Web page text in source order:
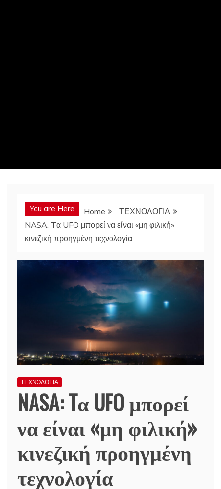
You are Here Home
ΤΕΧΝΟΛΟΓΙΑ
NASA: Tα UFO μπορεί να είναι «μη φιλική»
κινεζική προηγμένη τεχνολογία
ΤΕΧΝΟΛΟΓΙΑ
NASA: Tα UFO μπορεί
να είναι «μη φιλική»
κινεζική προηγμένη
τεχνολογία